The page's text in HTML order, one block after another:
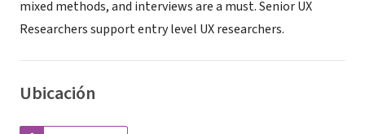
mixed methods, and interviews are a must. Senior UX
Researchers support entry level UX researchers.
Ubicación